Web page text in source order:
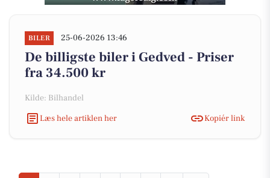
BILER 25-06-2026 13:46
De billigste biler i Gedved - Priser
fra 34.500 kr
Kilde: Bilhandel
Læs hele artiklen her
Kopiér link